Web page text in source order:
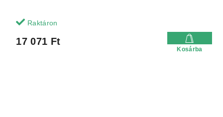
Raktáron
17 071 Ft
Kosárba